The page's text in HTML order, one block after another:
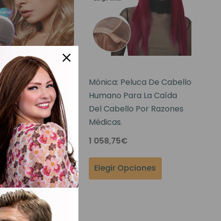
I Peluca De
Con
De Encaje
Mono
Mónica: Peluca De Cabello
Humano Para La Caída
Del Cabello Por Razones
Médicas.
1 058,75€
Elegir Opciones